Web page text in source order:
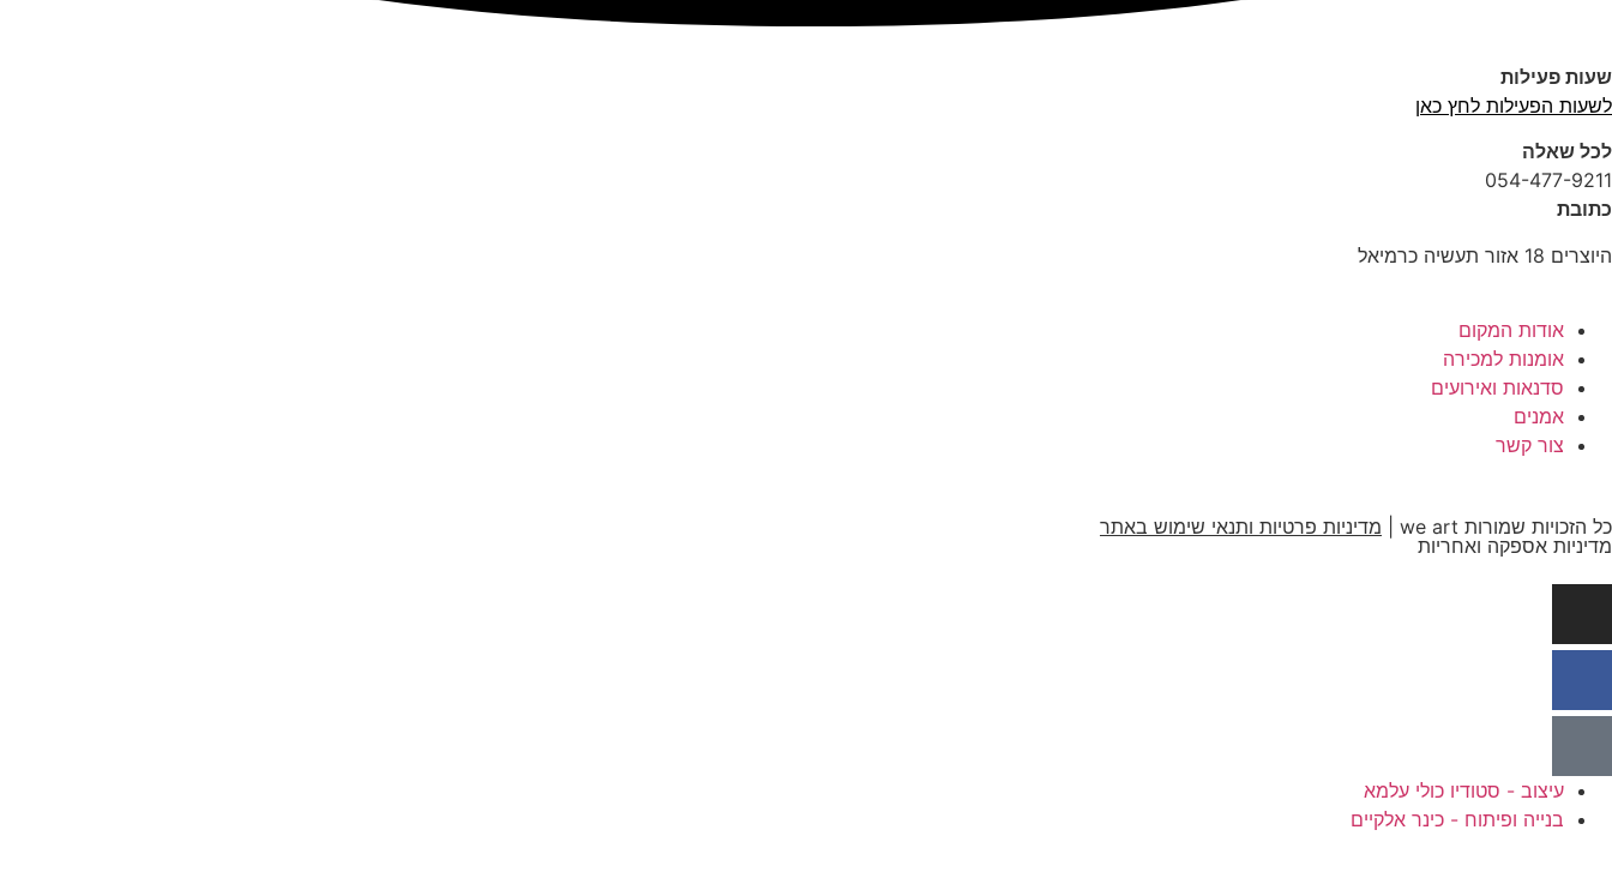
שעות פעילות
לשעות הפעילות לחץ כאן
לכל שאלה
054-477-9211
כתובת
היוצרים 18 אזור תעשיה כרמיאל
אודות המקום
אומנות למכירה
סדנאות ואירועים
אמנים
צור קשר
כל הזכויות שמורות we art |
מדיניות פרטיות ותנאי שימוש באתר
מדיניות אספקה ואחריות
עיצוב - סטודיו כולי עלמא
בנייה ופיתוח - כינר אלקיים